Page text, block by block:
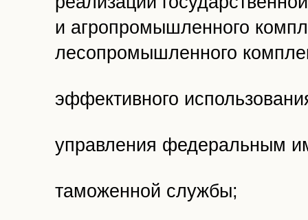
и агропромышленного
лесопромышленного
эффективного
управления федеральным
таможенной службы;